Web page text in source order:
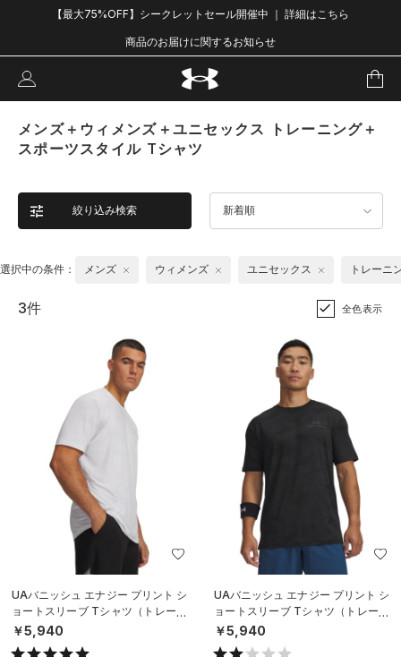
【最大75%OFF】シークレットセール開催中 ｜ 詳細はこちら
商品のお届けに関するお知らせ
メンズ＋ウィメンズ＋ユニセックス トレーニング＋
スポーツスタイル Tシャツ
絞り込み検索 新着順
選択中の条件： メンズ ウィメンズ ユニセックス トレーニ
3件 全色表示
UAバニッシュ エナジー プリント シ
ョートスリーブ Tシャツ（トレーニ
ング/MEN）
￥5,940
UAバニッシュ エナジー プリント シ
ョートスリーブ Tシャツ（トレーニ
ング/MEN）
￥5,940